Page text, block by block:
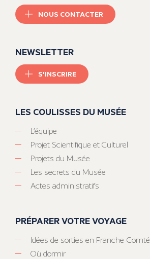
NOUS CONTACTER
NEWSLETTER
S'INSCRIRE
LES COULISSES DU MUSÉE
L’équipe
Projet Scientifique et Culturel
Projets du Musée
Les secrets du Musée
Actes administratifs
PRÉPARER VOTRE VOYAGE
Idées de sorties en Franche-Comté
Où dormir